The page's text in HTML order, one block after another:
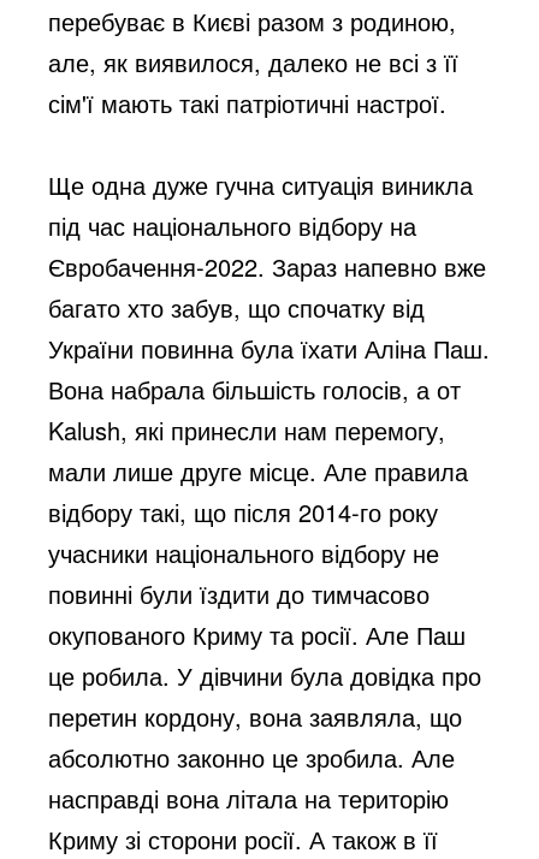
перебуває в Києві разом з родиною,
але, як виявилося, далеко не всі з її
сім'ї мають такі патріотичні настрої.
Ще одна дуже гучна ситуація виникла
під час національного відбору на
Євробачення-2022. Зараз напевно вже
багато хто забув, що спочатку від
України повинна була їхати Аліна Паш.
Вона набрала більшість голосів, а от
Kalush, які принесли нам перемогу,
мали лише друге місце. Але правила
відбору такі, що після 2014-го року
учасники національного відбору не
повинні були їздити до тимчасово
окупованого Криму та росії. Але Паш
це робила. У дівчини була довідка про
перетин кордону, вона заявляла, що
абсолютно законно це зробила. Але
насправді вона літала на територію
Криму зі сторони росії. А також в її